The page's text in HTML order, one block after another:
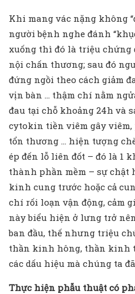
Khi mang vác nặng không
người bệnh nghe đánh
xuống thì đó là triệu chứng
nội chấn thương; sau đó
đứng ngồi theo cách giảm
vịn bàn … thậm chí nằm
đau tại chỗ khoảng 24h và
cytokin tiền viêm gây
tổn thương … hiện tượng
ép đến lỗ liên đốt – đó là 1
thành phần mềm – sự chật
kinh cung trước hoặc cả
chí rối loạn vận động, cảm
này biểu hiện ở lưng trở
ban đầu, thế nhưng triệu
thần kinh hông, thần kinh
các dấu hiệu mà chúng ta
Thực hiện phẫu thuật có